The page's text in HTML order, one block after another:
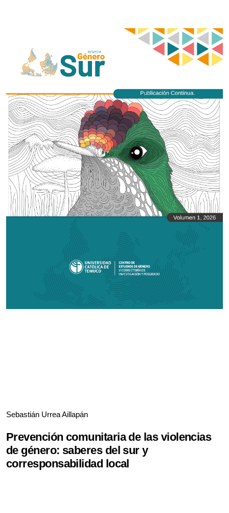
Sebastián Urrea Aillapán
Prevención comunitaria de las violencias
de género: saberes del sur y
corresponsabilidad local